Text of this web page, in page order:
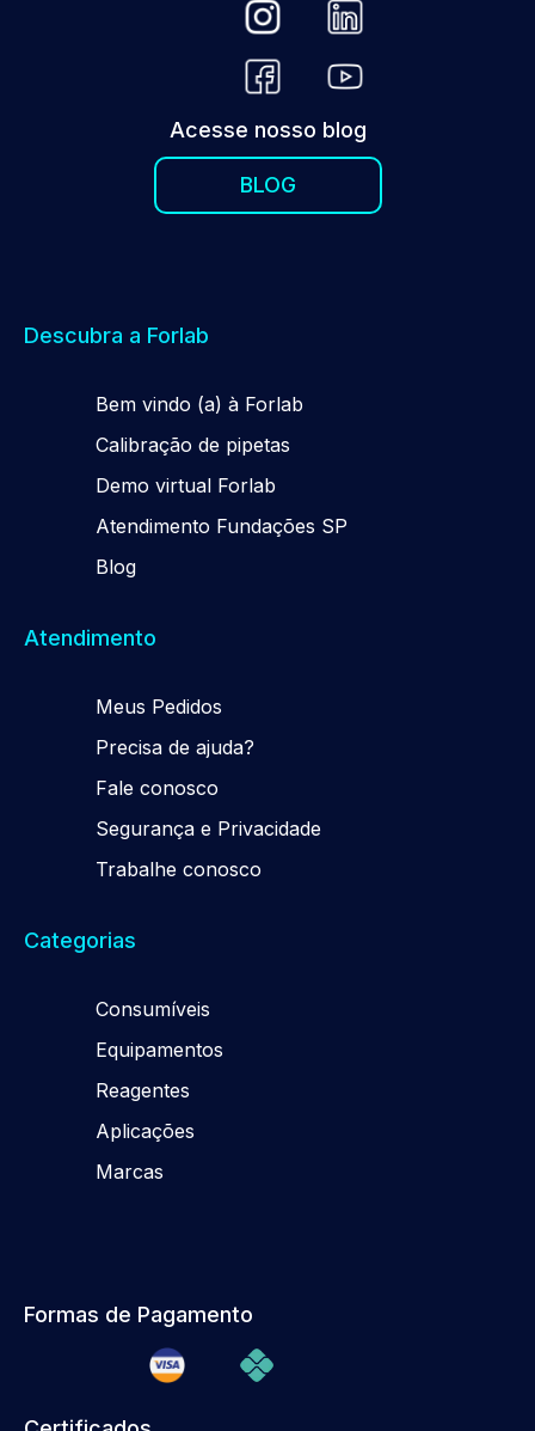
Acesse nosso blog
BLOG
Descubra a Forlab
Bem vindo (a) à Forlab
Calibração de pipetas
Demo virtual Forlab
Atendimento Fundações SP
Blog
Atendimento
Meus Pedidos
Precisa de ajuda?
Fale conosco
Segurança e Privacidade
Trabalhe conosco
Categorias
Consumíveis
Equipamentos
Reagentes
Aplicações
Marcas
Formas de Pagamento